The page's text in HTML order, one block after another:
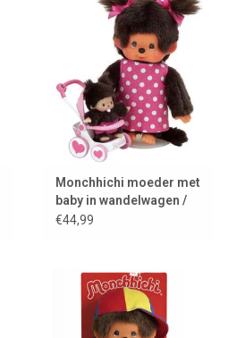
Monchhichi moeder met
baby in wandelwagen /
mothercare
€44,99